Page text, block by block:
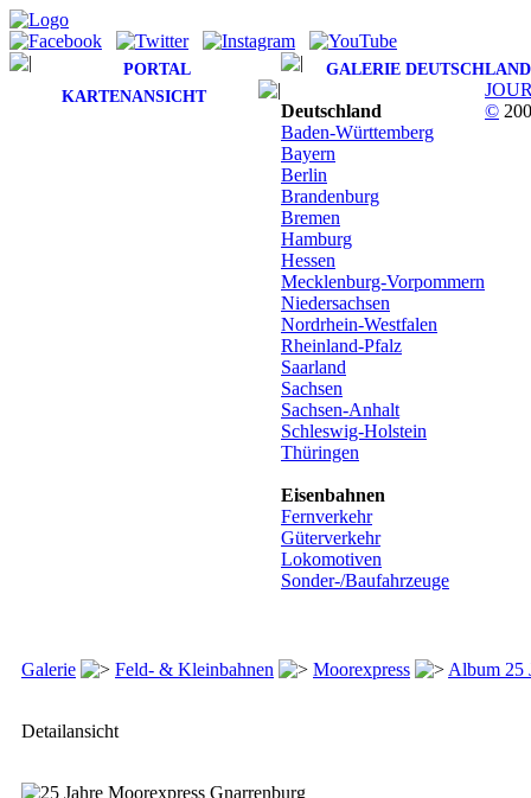
PORTAL
GALERIE DEUTSCHLAND
KARTENANSICHT
Deutschland
Baden-Württemberg
Bayern
Berlin
Brandenburg
Bremen
Hamburg
Hessen
Mecklenburg-Vorpommern
Niedersachsen
Nordrhein-Westfalen
Rheinland-Pfalz
Saarland
Sachsen
Sachsen-Anhalt
Schleswig-Holstein
Thüringen
Eisenbahnen
Fernverkehr
Güterverkehr
Lokomotiven
Sonder-/Baufahrzeuge
Galerie Feld- & Kleinbahnen Moorexpress Album 25
Detailansicht
©